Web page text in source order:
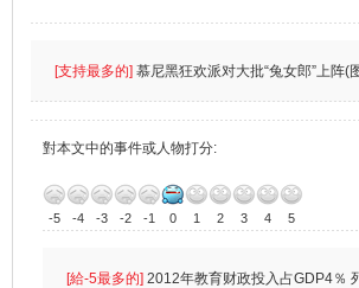
[支持最多的] 慕尼黑狂欢派对大批“兔女郎”上阵(
對本文中的事件或人物打分:
-5 -4 -3 -2 -1 0 1 2 3 4 5
[給-5最多的] 2012年教育财政投入占GDP4％